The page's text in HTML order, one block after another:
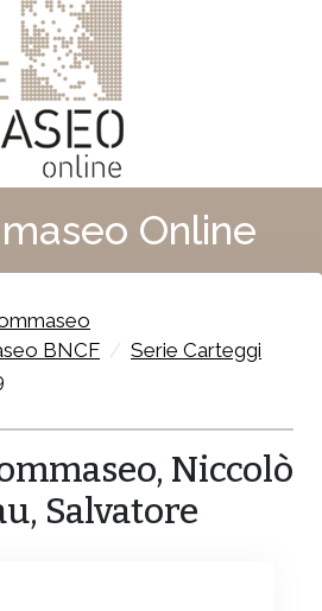
Online
BNCF
Serie Carteggi
Niccolò
Salvatore